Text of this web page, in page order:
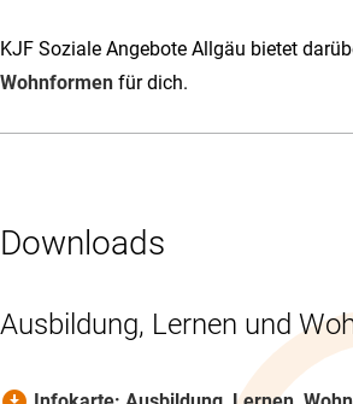
KJF Soziale Angebote Allgäu bietet
Wohnformen für dich.
Downloads
Ausbildung, Lernen und